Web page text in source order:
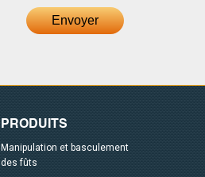
Envoyer
PRODUITS
Manipulation et basculement
des fûts